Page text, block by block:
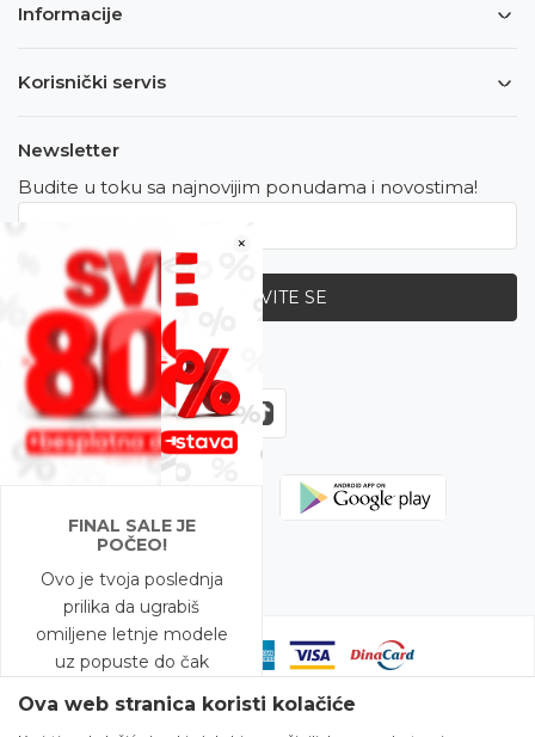
×
FINAL SALE JE
POČEO!
Ovo je tvoja poslednja
prilika da ugrabiš
omiljene letnje modele
uz popuste do čak
Informacije
Korisnički servis
Newsletter
Budite u toku sa najnovijim ponudama i novostima!
PRIJAVITE SE
Zapratite nas
Ova web stranica koristi kolačiće